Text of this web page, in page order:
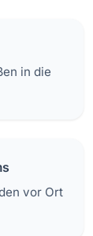
in die
vor Ort